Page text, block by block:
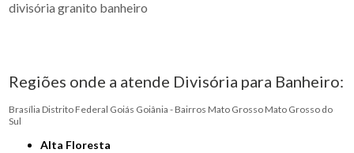
divisória granito banheiro
Regiões onde a atende Divisória para Banheiro:
Brasília Distrito Federal Goiás Goiânia - Bairros Mato Grosso Mato Grosso do
Sul
Alta Floresta